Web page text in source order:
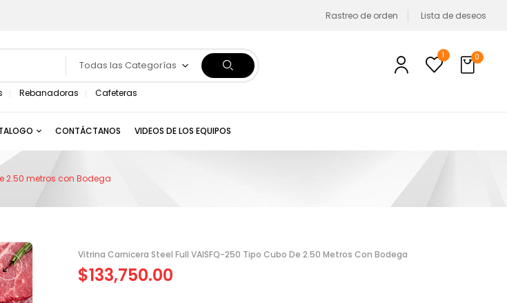
Rastreo de orden Lista de deseos
Todas las Categorías
Rebanadoras Cafeteras
1 0
CONTÁCTANOS VIDEOS DE LOS EQUIPOS
2.50 metros con Bodega
Vitrina Carnicera Steel Full VAISFQ-250 Tipo Cubo De 2.50 Metros Con Bodega
$133,750.00